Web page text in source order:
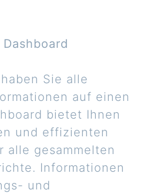
Sie alle
auf einen
bietet Ihnen
und effizienten
alle gesammelten
Informationen
und